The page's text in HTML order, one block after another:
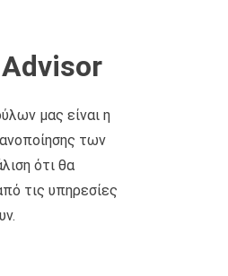
μας είναι η
των
ότι θα
τις υπηρεσίες